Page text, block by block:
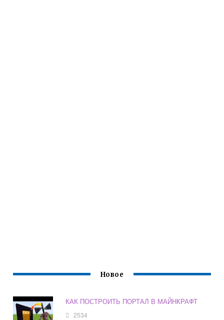
Новое
КАК ПОСТРОИТЬ ПОРТАЛ В МАЙНКРАФТ
2534